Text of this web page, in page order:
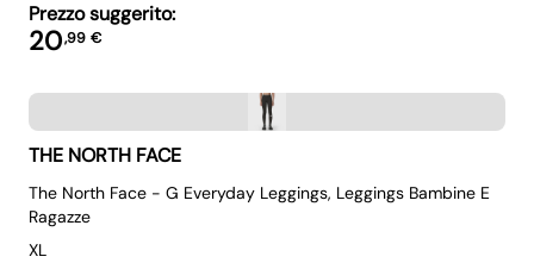
Prezzo suggerito:
20,99 €
THE NORTH FACE
The North Face - G Everyday Leggings, Leggings Bambine E
Ragazze
XL